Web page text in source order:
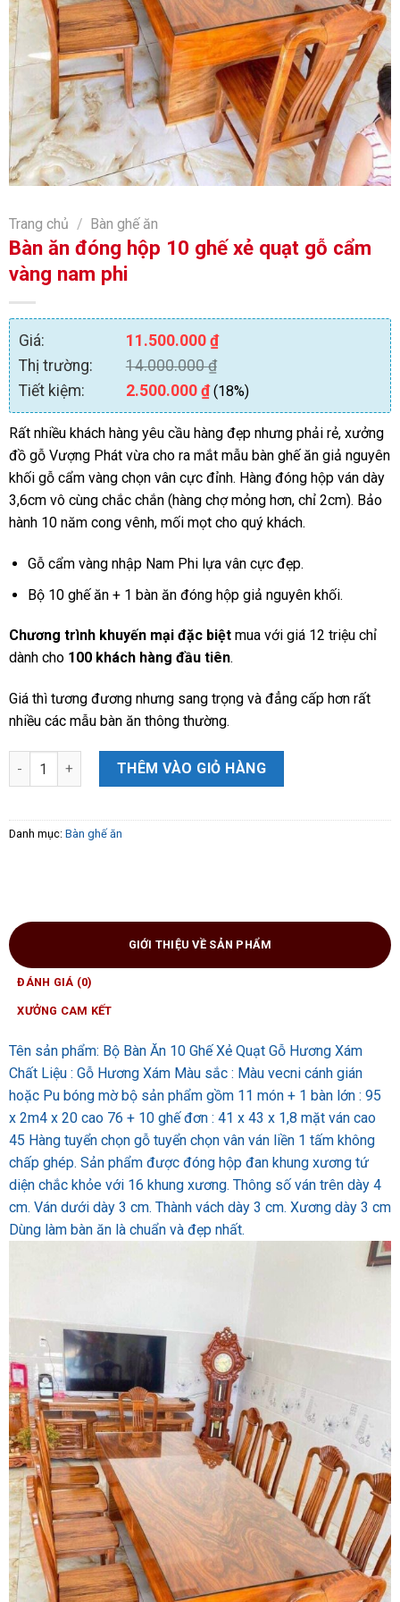
Trang chủ / Bàn ghế ăn
Bàn ăn đóng hộp 10 ghế xẻ quạt gỗ cẩm
vàng nam phi
Giá: 11.500.000 ₫
Thị trường:
14.000.000₫
Tiết kiệm:
2.500.000 ₫(18%)
Rất nhiều khách hàng yêu cầu hàng đẹp nhưng phải rẻ, xưởng
đồ gỗ Vượng Phát vừa cho ra mắt mẫu bàn ghế ăn giả nguyên
khối gỗ cẩm vàng chọn vân cực đỉnh. Hàng đóng hộp ván dày
3,6cm vô cùng chắc chắn (hàng chợ mỏng hơn, chỉ 2cm). Bảo
hành 10 năm cong vênh, mối mọt cho quý khách.
Gỗ cẩm vàng nhập Nam Phi lựa vân cực đẹp.
Bộ 10 ghế ăn + 1 bàn ăn đóng hộp giả nguyên khối.
Chương trình khuyến mại đặc biệtmua với giá 12 triệu chỉ
dành cho 100 khách hàng đầu tiên.
Giá thì tương đương nhưng sang trọng và đẳng cấp hơn rất
nhiều các mẫu bàn ăn thông thường.
Bàn ăn đóng hộp 10 ghế xẻ quạt gỗ cẩm vàng nam phi số lượng
THÊM VÀO GIỎ HÀNG
Danh mục: Bàn ghế ăn
GIỚI THIỆU VỀ SẢN PHẨM
ĐÁNH GIÁ (0)
XƯỞNG CAM KẾT
Tên sản phẩm: Bộ Bàn Ăn 10 Ghế Xẻ Quạt Gỗ Hương Xám
Chất Liệu : Gỗ Hương Xám Màu sắc : Màu vecni cánh gián
hoặc Pu bóng mờ bộ sản phẩm gồm 11 món + 1 bàn lớn : 95
x 2m4 x 20 cao 76 + 10 ghế đơn : 41 x 43 x 1,8 mặt ván cao
45 Hàng tuyển chọn gỗ tuyển chọn vân ván liền 1 tấm không
chấp ghép. Sản phẩm được đóng hộp đan khung xương tứ
diện chắc khỏe với 16 khung xương. Thông số ván trên dày 4
cm. Ván dưới dày 3 cm. Thành vách dày 3 cm. Xương dày 3 cm
Dùng làm bàn ăn là chuẩn và đẹp nhất.